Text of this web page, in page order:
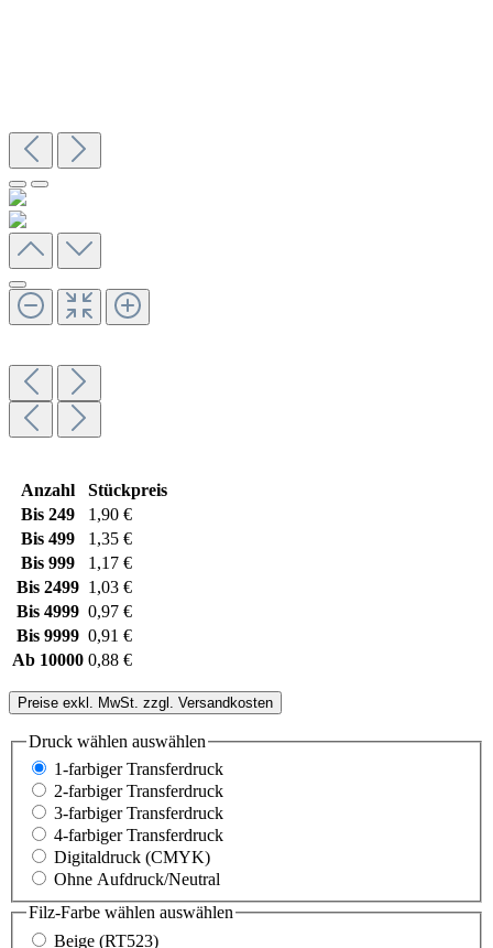
Anzahl
Stückpreis
Bis 249
1,90 €
Bis 499
1,35 €
Bis 999
1,17 €
Bis 2499 1,03 €
Bis 4999 0,97 €
Bis 9999 0,91 €
Ab 10000 0,88 €
Preise exkl. MwSt. zzgl. Versandkosten
Druck wählen auswählen
1-farbiger Transferdruck
2-farbiger Transferdruck
3-farbiger Transferdruck
4-farbiger Transferdruck
Digitaldruck (CMYK)
Ohne Aufdruck/Neutral
Filz-Farbe wählen auswählen
Beige (RT523)